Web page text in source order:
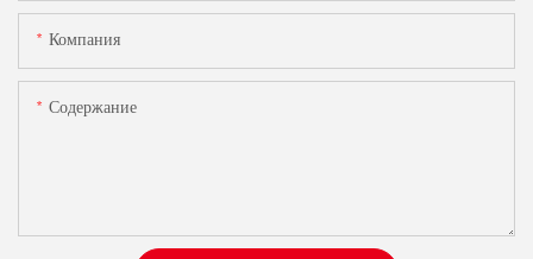
Компания
Содержание